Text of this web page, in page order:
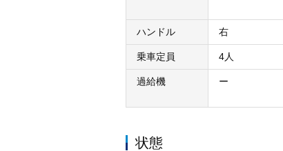
ハンドル 右
乗車定員 4人
過給機 ー
状態